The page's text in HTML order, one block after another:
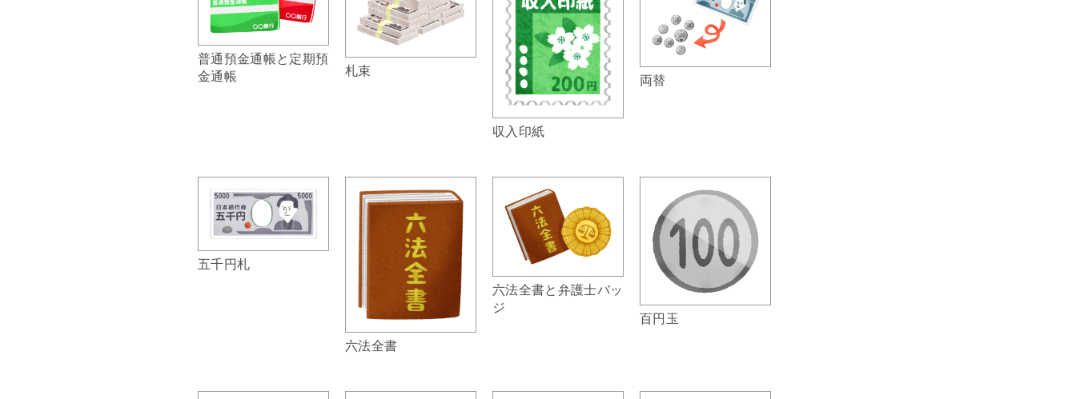
普通預金通帳と定期預
金通帳
札束
収入印紙
両替
五千円札
六法全書
六法全書と弁護士バッ
ジ
百円玉